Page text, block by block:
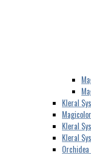
Kleral
Kleral
Kleral